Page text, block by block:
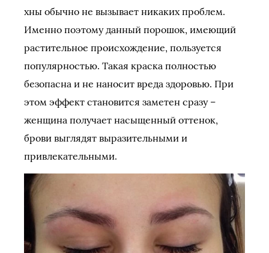
хны обычно не вызывает никаких проблем.
Именно поэтому данный порошок, имеющий
растительное происхождение, пользуется
популярностью. Такая краска полностью
безопасна и не наносит вреда здоровью. При
этом эффект становится заметен сразу –
женщина получает насыщенный оттенок,
брови выглядят выразительными и
привлекательными.